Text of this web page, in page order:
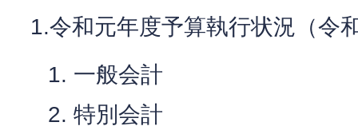
1.令和元年度予算執行状況（令
一般会計
特別会計